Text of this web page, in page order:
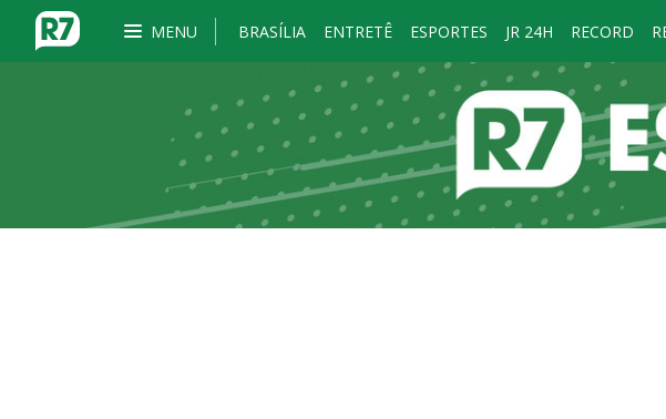
MENU BRASÍLIA ENTRETÊ ESPORTES JR 24H RECORD